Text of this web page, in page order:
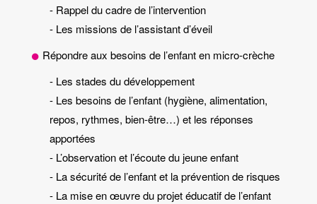
- Rappel du cadre de l’intervention
- Les missions de l’assistant d’éveil
Répondre aux besoins de l’enfant en micro-crèche
- Les stades du développement
- Les besoins de l’enfant (hygiène, alimentation,
repos, rythmes, bien-être…) et les réponses
apportées
- L’observation et l’écoute du jeune enfant
- La sécurité de l’enfant et la prévention de risques
- La mise en œuvre du projet éducatif de l’enfant